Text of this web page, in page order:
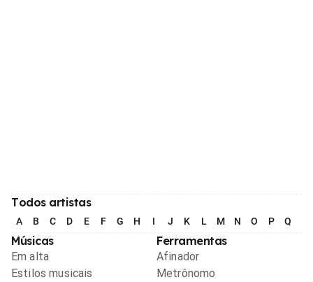
Todos artistas
A B C D E F G H I J K L M N O P Q
Músicas
Em alta
Estilos musicais
Ferramentas
Afinador
Metrônomo